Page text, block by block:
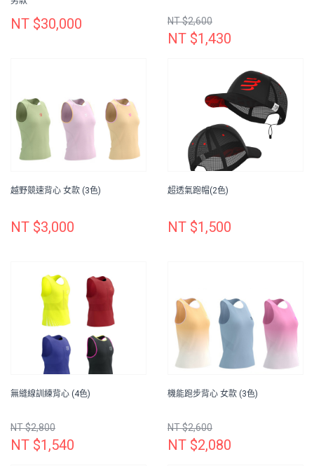
NT $30,000 NT $2,600
NT $1,430
越野競速背心 女款 (3色)
NT $3,000
超透氣跑帽(2色)
NT $1,500
無縫線訓練背心 (4色)
NT $2,800
NT $1,540
機能跑步背心 女款 (3色)
NT $2,600
NT $2,080